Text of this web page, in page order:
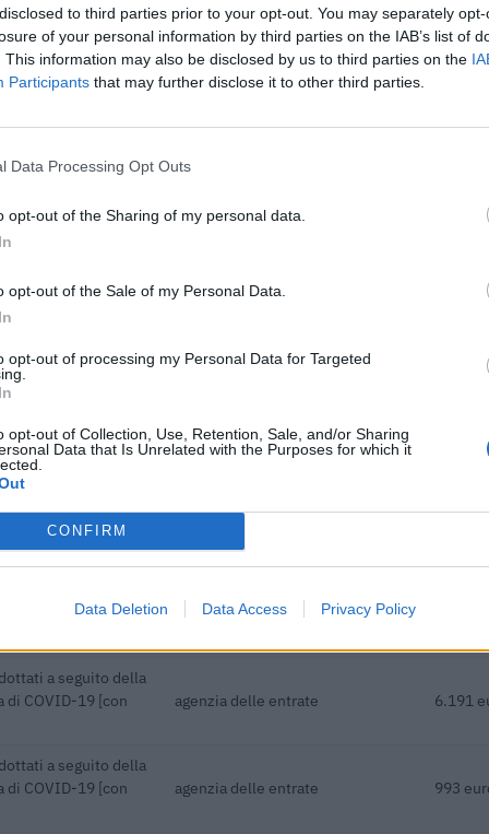
to third parties prior to your opt-out. You may separately
of your personal information by third parties on the IAB’s list of
This information may also be disclosed by us to third parties on the
Participants that may further disclose it to other third parties.
Data Processing Opt Outs
opt-out of the Sharing of my personal data.
opt-out of the Sale of my Personal Data.
opt-out of processing my Personal Data for Targeted
opt-out of Collection, Use, Retention, Sale, and/or Sharing
Data that Is Unrelated with the Purposes for which it
CONFIRM
Data Deletion Data Access Privacy Policy
per un totale di 1.604.789 euro (2020–2026).
imprese
imprese
imprese
di nuovi
delle piccole e
Ministero delle Imprese e del
imprese
Banca del Mezzogiorno
imprese
MedioCredito Centrale S.p.A.
ai sensi della
171 final) SA
agenzia delle entrate
a seguito della
di COVID-19 [con
agenzia delle entrate 6.191
a seguito della
di COVID-19 [con
agenzia delle entrate 993